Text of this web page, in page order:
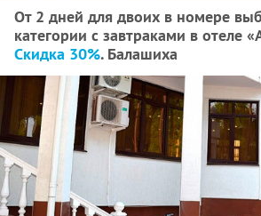
От 2 дней для двоих в номере
категории с завтраками в отеле
Скидка 30%. Балашиха